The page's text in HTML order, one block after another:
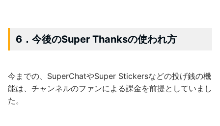
6．今後のSuper Thanksの使われ方
今までの、SuperChatやSuper Stickersなどの投げ銭の機
能は、チャンネルのファンによる課金を前提としていまし
た。